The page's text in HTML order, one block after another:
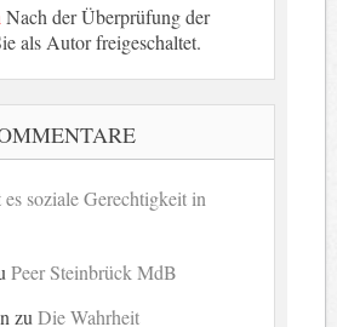
Nach der Überprüfung der
als Autor freigeschaltet.
soziale Gerechtigkeit in
Peer Steinbrück MdB
zuDie Wahrheit